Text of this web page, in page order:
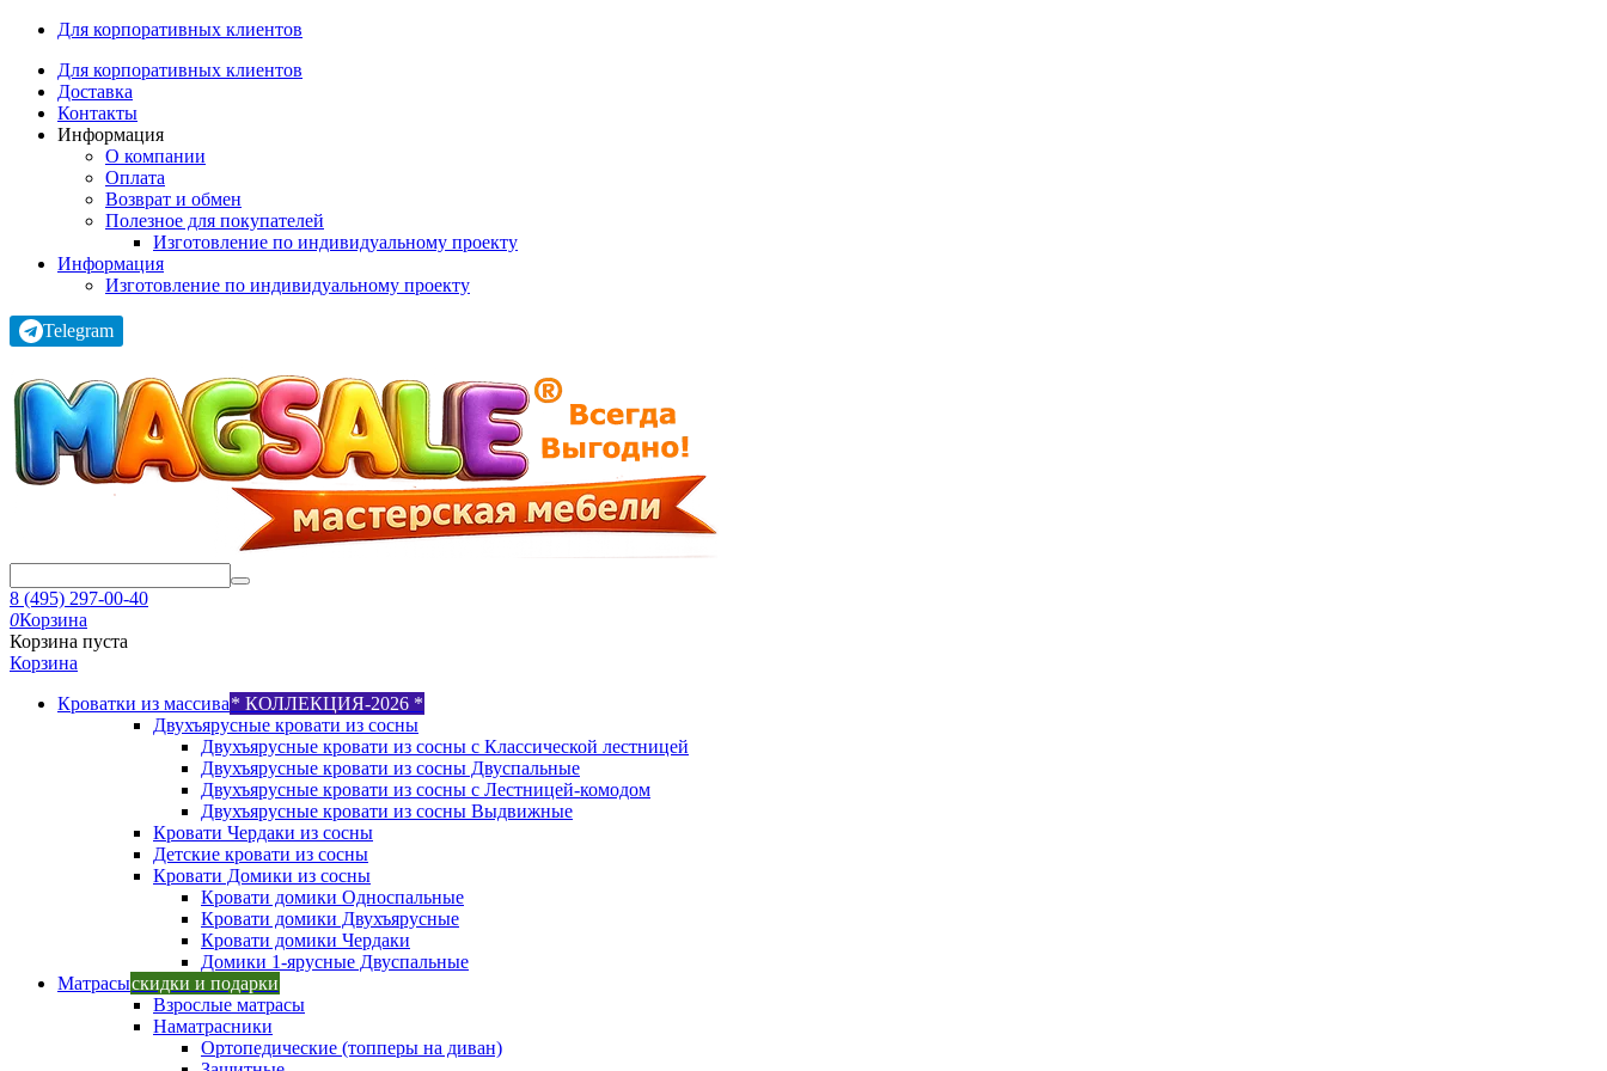
Для корпоративных клиентов
Для корпоративных клиентов
Доставка
Контакты
Информация
О компании
Оплата
Возврат и обмен
Полезное для покупателей
Изготовление по индивидуальному проекту
Информация
Изготовление по индивидуальному проекту
Telegram
8 (495) 297-00-40
0Корзина
Корзина пуста
Корзина
Кроватки из массива* КОЛЛЕКЦИЯ-2026 *
Двухъярусные кровати из сосны
Двухъярусные кровати из сосны с Классической лестницей
Двухъярусные кровати из сосны Двуспальные
Двухъярусные кровати из сосны с Лестницей-комодом
Двухъярусные кровати из сосны Выдвижные
Кровати Чердаки из сосны
Детские кровати из сосны
Кровати Домики из сосны
Кровати домики Односпальные
Кровати домики Двухъярусные
Кровати домики Чердаки
Домики 1-ярусные Двуспальные
Матрасыскидки и подарки
Взрослые матрасы
Наматрасники
Ортопедические (топперы на диван)